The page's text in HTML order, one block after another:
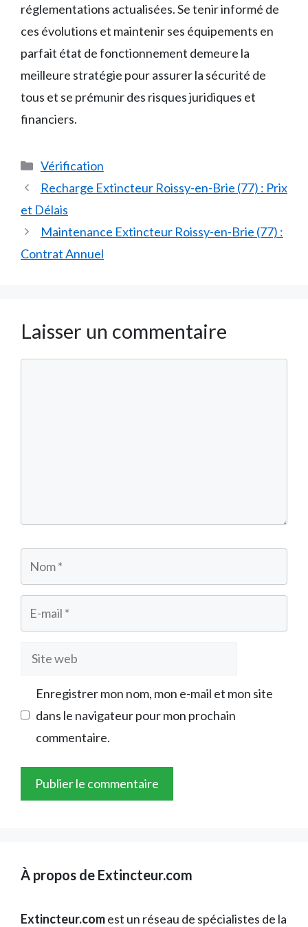
réglementations actualisées. Se tenir informé de
ces évolutions et maintenir ses équipements en
parfait état de fonctionnement demeure la
meilleure stratégie pour assurer la sécurité de
tous et se prémunir des risques juridiques et
financiers.
Catégories
Vérification
Recharge Extincteur Roissy-en-Brie (77) : Prix
et Délais
Maintenance Extincteur Roissy-en-Brie (77) :
Contrat Annuel
Laisser un commentaire
Nom
E-
mail
Site
Enregistrer mon nom, mon e-mail et mon site
dans le navigateur pour mon prochain
commentaire.
À propos de Extincteur.com
Extincteur.comest un réseau de spécialistes de la